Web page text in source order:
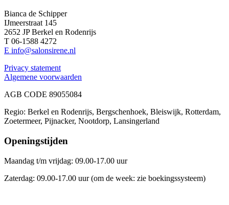
Bianca de Schipper
IJmeerstraat 145
2652 JP Berkel en Rodenrijs
T 06-1588 4272
E info@salonsirene.nl
Privacy statement
Algemene voorwaarden
AGB CODE 89055084
Regio: Berkel en Rodenrijs, Bergschenhoek, Bleiswijk, Rotterdam,
Zoetermeer, Pijnacker, Nootdorp, Lansingerland
Openingstijden
Maandag t/m vrijdag: 09.00-17.00 uur
Zaterdag: 09.00-17.00 uur (om de week: zie boekingssysteem)